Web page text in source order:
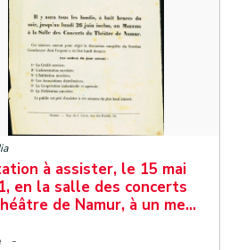
à assister, le 15 mai
en la salle des concerts
de Namur, à un me…
-